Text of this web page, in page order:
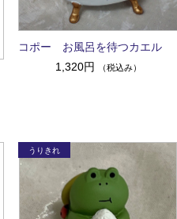
コポー お風呂を待つカエル
1,320円
（税込み）